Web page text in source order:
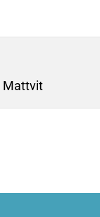
Mattvit